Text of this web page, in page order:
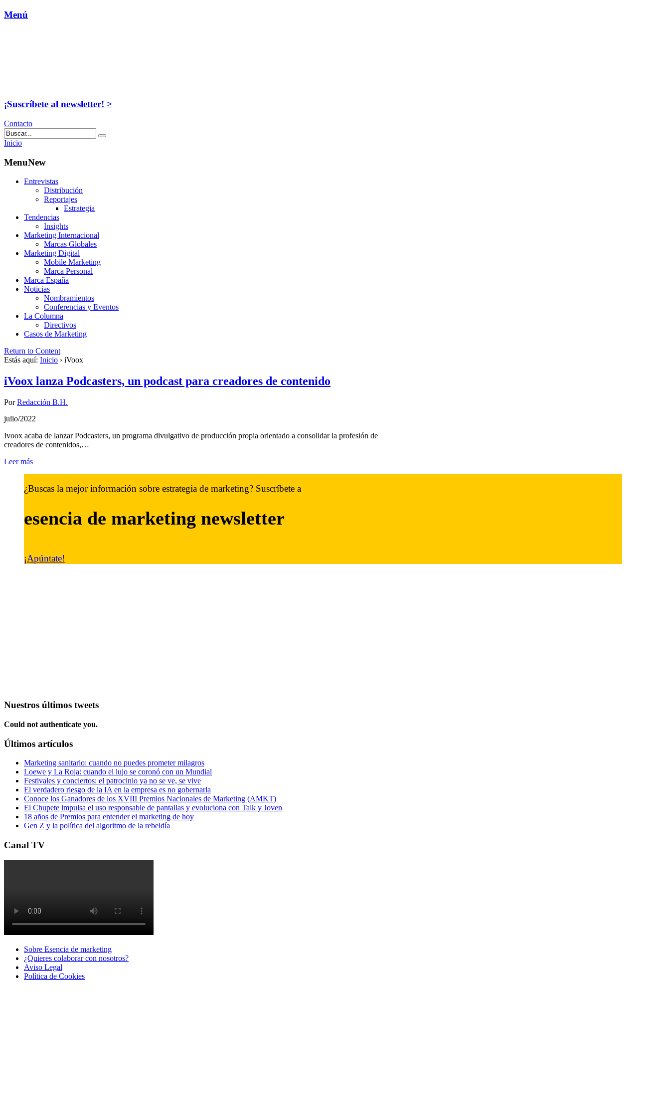
Menú
¡Suscríbete al newsletter! >
Contacto
Inicio
MenuNew
Entrevistas
Distribución
Reportajes
Estrategia
Tendencias
Insights
Marketing Internacional
Marcas Globales
Marketing Digital
Mobile Marketing
Marca Personal
Marca España
Noticias
Nombramientos
Conferencias y Eventos
La Columna
Directivos
Casos de Marketing
Return to Content
Estás aquí: Inicio › iVoox
iVoox lanza Podcasters, un podcast para creadores de contenido
PorRedacción B.H.
julio/2022
Ivoox acaba de lanzar Podcasters, un programa divulgativo de producción propia orientado a consolidar la profesión de
creadores de contenidos,…
Leer más
¿Buscas la mejor información sobre estrategia de marketing? Suscríbete a
esencia de marketing newsletter
¡Apúntate!
Nuestros últimos tweets
Could not authenticate you.
Últimos artículos
Marketing sanitario: cuando no puedes prometer milagros
Loewe y La Roja: cuando el lujo se coronó con un Mundial
Festivales y conciertos: el patrocinio ya no se ve, se vive
El verdadero riesgo de la IA en la empresa es no gobernarla
Conoce los Ganadores de los XVIII Premios Nacionales de Marketing (AMKT)
El Chupete impulsa el uso responsable de pantallas y evoluciona con Talk y Joven
18 años de Premios para entender el marketing de hoy
Gen Z y la política del algoritmo de la rebeldía
Canal TV
Sobre Esencia de marketing
¿Quieres colaborar con nosotros?
Aviso Legal
Polí­tica de Cookies